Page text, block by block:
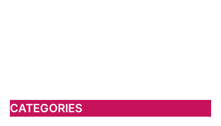
CATEGORIES